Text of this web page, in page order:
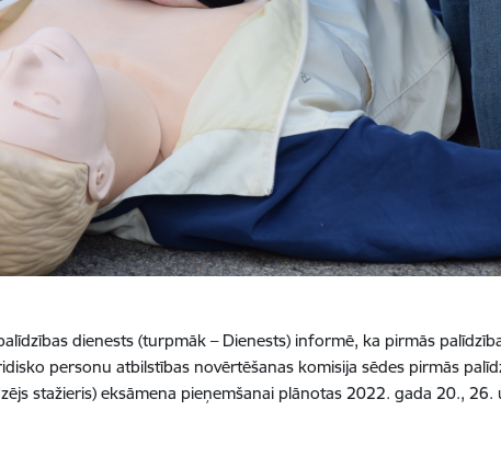
dienests (turpmāk – Dienests) informē, ka pirmās
personu atbilstības novērtēšanas komisija sēdes pirmās
stažieris) eksāmena pieņemšanai plānotas 2022. gada 20.,